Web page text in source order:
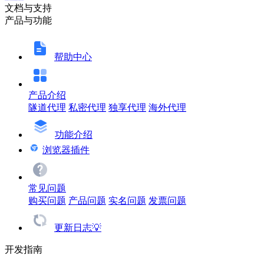
文档与支持
产品与功能
帮助中心
产品介绍
隧道代理 私密代理 独享代理 海外代理
功能介绍
浏览器插件
常见问题
购买问题 产品问题 实名问题 发票问题
更新日志💡
开发指南